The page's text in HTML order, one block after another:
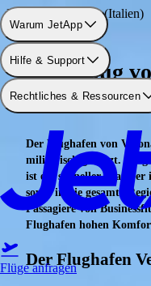
Warum JetApp
Hilfe & Support
Rechtliches & Ressourcen
Flüge anfragen
Flughafen: Verona (Italien)
Privatflug
buchen
Der Flughafen von
militärisch genutzt.
ist ein schneller
sowie in die gesamte
Passagiere von
Flughafen hohen
Der Flughafen